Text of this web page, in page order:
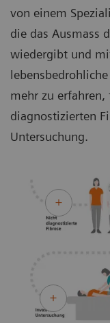
von einem
die das Ausmass
wiedergibt und
mehr zu
diagnostizierten
Untersuchung.